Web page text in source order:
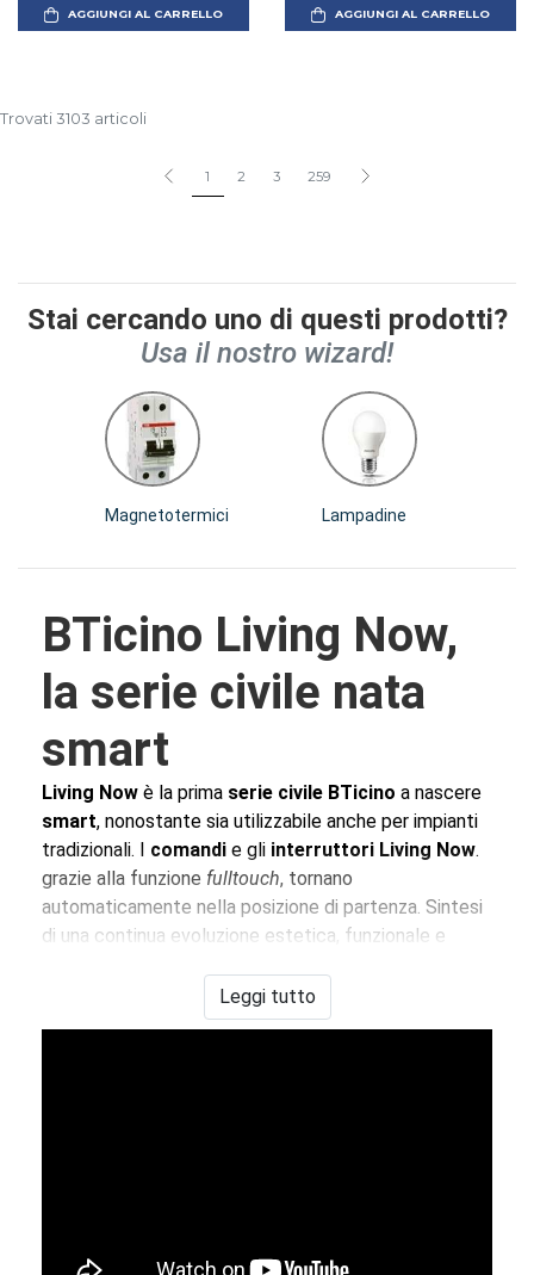
AGGIUNGI AL CARRELLO AGGIUNGI AL CARRELLO
Trovati 3103 articoli
1 2 3 259
Stai cercando uno di questi prodotti?
Usa il nostro wizard!
Magnetotermici Lampadine
BTicino Living Now,
la serie civile nata
smart
Living Now è la prima serie civile BTicino a nascere
smart, nonostante sia utilizzabile anche per impianti
tradizionali. I comandi e gli interruttori Living Now.
grazie alla funzione fulltouch, tornano
automaticamente nella posizione di partenza. Sintesi
di una continua evoluzione estetica, funzionale e
propria interfaccia di comando
placche elettriche Living Now
Leggi tutto